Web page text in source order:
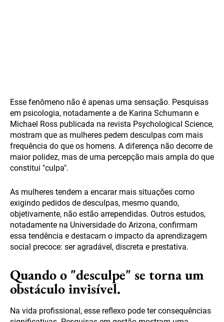
Esse fenômeno não é apenas uma sensação. Pesquisas
em psicologia, notadamente a de Karina Schumann e
Michael Ross publicada na revista Psychological Science,
mostram que as mulheres pedem desculpas com mais
frequência do que os homens. A diferença não decorre de
maior polidez, mas de uma percepção mais ampla do que
constitui "culpa".
As mulheres tendem a encarar mais situações como
exigindo pedidos de desculpas, mesmo quando,
objetivamente, não estão arrependidas. Outros estudos,
notadamente na Universidade do Arizona, confirmam
essa tendência e destacam o impacto da aprendizagem
social precoce: ser agradável, discreta e prestativa.
Quando o "desculpe" se torna um
obstáculo invisível.
Na vida profissional, esse reflexo pode ter consequências